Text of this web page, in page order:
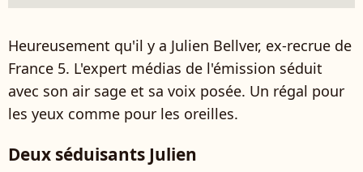
Heureusement qu'il y a Julien Bellver, ex-recrue de
France 5. L'expert médias de l'émission séduit
avec son air sage et sa voix posée. Un régal pour
les yeux comme pour les oreilles.
Deux séduisants Julien